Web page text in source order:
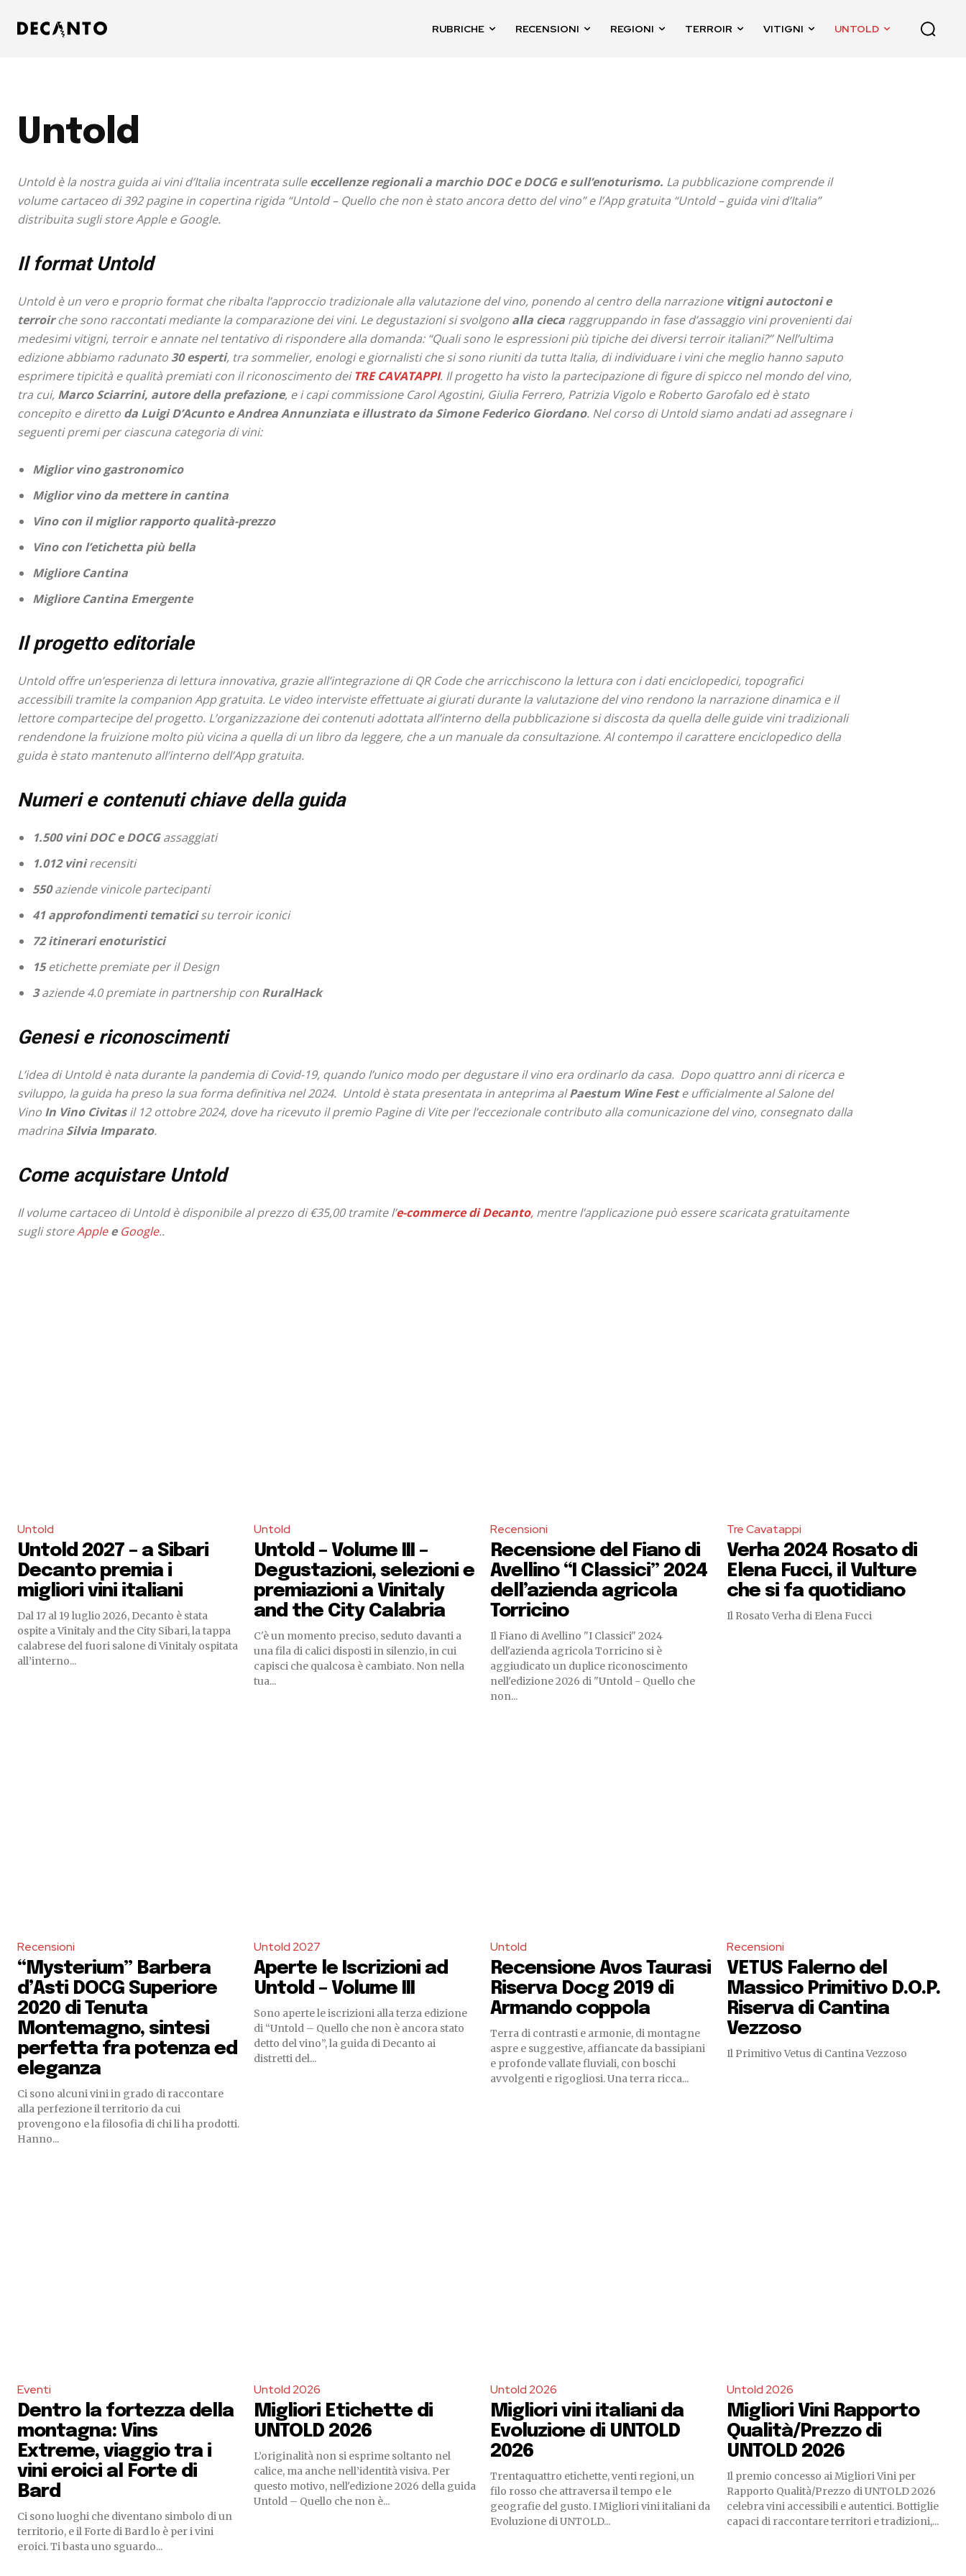
RUBRICHE RECENSIONI REGIONI TERROIR VITIGNI UNTOLD
Untold
Untold è la nostra guida ai vini d’Italia incentrata sulleeccellenze regionali a marchio DOC e DOCG e sull’enoturismo. La pubblicazione comprende il
volume cartaceo di 392 pagine in copertina rigida “Untold – Quello che non è stato ancora detto del vino”e l’App gratuita “Untold – guida vini d’Italia”
distribuita sugli store Apple e Google.
Il format Untold
Untold è un vero e proprio format che ribalta l’approccio tradizionale alla valutazione del vino, ponendo al centro della narrazione vitigni autoctoni e
terroirche sono raccontati mediante la comparazione dei vini. Le degustazioni si svolgono alla cieca raggruppando in fase d’assaggio vini provenienti dai
medesimi vitigni, terroir e annate nel tentativo di rispondere alla domanda: “Quali sono le espressioni più tipiche dei diversi terroir italiani?”Nell’ultima
edizione abbiamo radunato 30 esperti, tra sommelier, enologi e giornalisti che si sono riuniti da tutta Italia, di individuare i vini che meglio hanno saputo
esprimere tipicità e qualità premiati con il riconoscimento deiTRE CAVATAPPI. Il progetto ha visto la partecipazione di figure di spicco nel mondo del vino,
tra cui, Marco Sciarrini, autore della prefazione, e i capi commissione Carol Agostini, Giulia Ferrero, Patrizia Vigolo e Roberto Garofalo ed è stato
concepito e diretto da Luigi D’Acunto e Andrea Annunziata e illustrato da Simone Federico Giordano. Nel corso di Untold siamo andati ad assegnare i
seguenti premi per ciascuna categoria di vini:
Miglior vino gastronomico
Miglior vino da mettere in cantina
Vino con il miglior rapporto qualità-prezzo
Vino con l’etichetta più bella
Migliore Cantina
Migliore Cantina Emergente
Il progetto editoriale
Untold offre un’esperienza di lettura innovativa, grazie all’integrazione di QR Code che arricchiscono la lettura con i dati enciclopedici, topografici
accessibili tramite la companion App gratuita. Le video interviste effettuate ai giurati durante la valutazione del vino rendono la narrazione dinamica e il
lettore compartecipe del progetto. L’organizzazione dei contenuti adottata all’interno della pubblicazione si discosta da quella delle guide vini tradizionali
rendendone la fruizione molto più vicina a quella di un libro da leggere, che a un manuale da consultazione. Al contempo il carattere enciclopedico della
guida è stato mantenuto all’interno dell’App gratuita.
Numeri e contenuti chiave della guida
1.500 vini DOC e DOCGassaggiati
1.012 vinirecensiti
550aziende vinicole partecipanti
41 approfondimenti tematicisu terroir iconici
72 itinerari enoturistici
15etichette premiate per il Design
3aziende 4.0 premiate in partnership con RuralHack
Genesi e riconoscimenti
L’idea diUntoldè nata durante la pandemia di Covid-19, quando l’unico modo per degustare il vino era ordinarlo da casa. Dopo quattro anni di ricerca e
sviluppo, la guida ha preso la sua forma definitiva nel 2024. Untoldè stata presentata in anteprima alPaestum Wine Feste ufficialmente al Salone del
Vino In Vino Civitas il 12 ottobre 2024, dove ha ricevuto il premio Pagine di Viteper l’eccezionale contributo alla comunicazione del vino, consegnato dalla
madrina Silvia Imparato.
Come acquistare Untold
Il volume cartaceo diUntoldè disponibile al prezzo di €35,00 tramite l’e-commerce di Decanto, mentre l’applicazione può essere scaricata gratuitamente
sugli storeApplee Google..
Untold
Untold 2027 – a Sibari
Decanto premia i
migliori vini italiani
Dal 17 al 19 luglio 2026, Decanto è stata
ospite a Vinitaly and the City Sibari, la tappa
calabrese del fuori salone di Vinitaly ospitata
all’interno...
Untold
Untold – Volume III –
Degustazioni, selezioni e
premiazioni a Vinitaly
and the City Calabria
C'è un momento preciso, seduto davanti a
una fila di calici disposti in silenzio, in cui
capisci che qualcosa è cambiato. Non nella
tua...
Recensioni
Recensione del Fiano di
Avellino “I Classici” 2024
dell’azienda agricola
Torricino
Il Fiano di Avellino "I Classici" 2024
dell'azienda agricola Torricino si è
aggiudicato un duplice riconoscimento
nell'edizione 2026 di "Untold - Quello che
non...
Tre Cavatappi
Verha 2024 Rosato di
Elena Fucci, il Vulture
che si fa quotidiano
Il Rosato Verha di Elena Fucci
Recensioni
“Mysterium” Barbera
d’Asti DOCG Superiore
2020 di Tenuta
Montemagno, sintesi
perfetta fra potenza ed
eleganza
Ci sono alcuni vini in grado di raccontare
alla perfezione il territorio da cui
provengono e la filosofia di chi li ha prodotti.
Hanno...
Untold 2027
Aperte le Iscrizioni ad
Untold – Volume III
Sono aperte le iscrizioni alla terza edizione
di “Untold – Quello che non è ancora stato
detto del vino”, la guida di Decanto ai
distretti del...
Untold
Recensione Avos Taurasi
Riserva Docg 2019 di
Armando coppola
Terra di contrasti e armonie, di montagne
aspre e suggestive, affiancate da bassipiani
e profonde vallate fluviali, con boschi
avvolgenti e rigogliosi. Una terra ricca...
Recensioni
VETUS Falerno del
Massico Primitivo D.O.P.
Riserva di Cantina
Vezzoso
Il Primitivo Vetus di Cantina Vezzoso
Eventi
Dentro la fortezza della
montagna: Vins
Extreme, viaggio tra i
vini eroici al Forte di
Bard
Ci sono luoghi che diventano simbolo di un
territorio, e il Forte di Bard lo è per i vini
eroici. Ti basta uno sguardo...
Untold 2026
Migliori Etichette di
UNTOLD 2026
L’originalità non si esprime soltanto nel
calice, ma anche nell’identità visiva. Per
questo motivo, nell'edizione 2026 della guida
Untold – Quello che non è...
Untold 2026
Migliori vini italiani da
Evoluzione di UNTOLD
2026
Trentaquattro etichette, venti regioni, un
filo rosso che attraversa il tempo e le
geografie del gusto. I Migliori vini italiani da
Evoluzione di UNTOLD...
Untold 2026
Migliori Vini Rapporto
Qualità/Prezzo di
UNTOLD 2026
Il premio concesso ai Migliori Vini per
Rapporto Qualità/Prezzo di UNTOLD 2026
celebra vini accessibili e autentici. Bottiglie
capaci di raccontare territori e tradizioni,...